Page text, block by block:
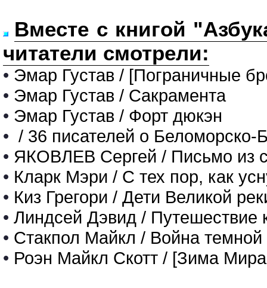
Вместе с книгой
читатели смотрели:
• Эмар Густав / [Пограничные
• Эмар Густав / Сакрамента
• Эмар Густав / Форт дюкэн
• / 36 писателей о
• ЯКОВЛЕВ Сергей / Письмо из
• Кларк Мэри / С тех пор, как
• Киз Грегори / Дети Великой
• Линдсей Дэвид / Путешествие
• Стакпол Майкл / Война
• Роэн Майкл Скотт / [Зима